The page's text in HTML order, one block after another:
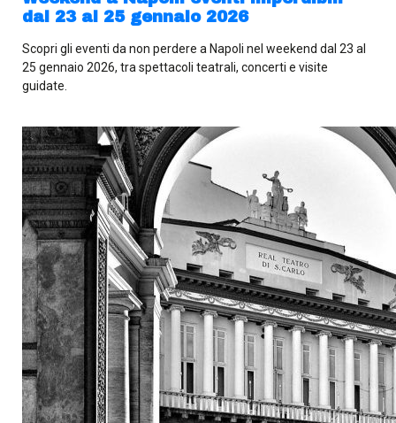
dal 23 al 25 gennaio 2026
Scopri gli eventi da non perdere a Napoli nel weekend dal 23 al
25 gennaio 2026, tra spettacoli teatrali, concerti e visite
guidate.